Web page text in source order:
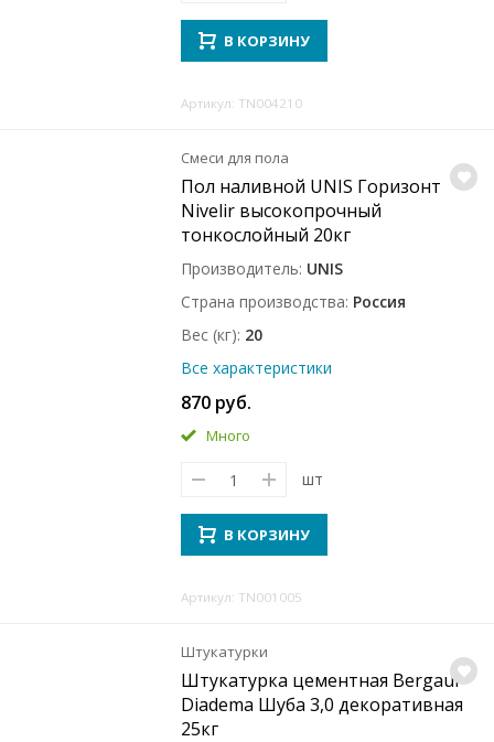
В КОРЗИНУ
Артикул: TN004210
Смеси для пола
Пол наливной UNIS Горизонт
Nivelir высокопрочный
тонкослойный 20кг
Производитель UNIS
Страна производства Россия
Вес (кг) 20
Все характеристики
870 руб.
Много
шт
В КОРЗИНУ
Артикул: TN001005
Штукатурки
Штукатурка цементная Bergauf
Diadema Шуба 3,0 декоративная
25кг